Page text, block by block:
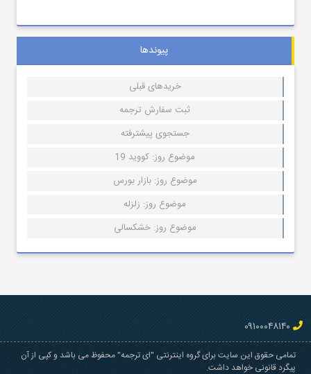
پیوندها
خریدهای قبلی
ثبت سفارش ترجمه
جستجوی پیشترفته
موضوع روز: کووید 19
موضوع روز: بازار بورس
موضوع روز: زلزله
موضوع روز: خشکسالی
تمامی حقوق این سایت برای گروه اینترنتی "ای ترجمه" محفوظ می باشد و کپی از آن
پیگرد قانونی خواهد داشت.